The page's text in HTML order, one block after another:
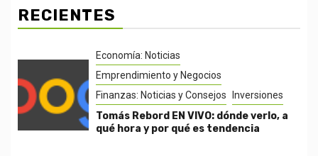
RECIENTES
Economía: Noticias
Emprendimiento y Negocios
Finanzas: Noticias y Consejos
Inversiones
Tomás Rebord EN VIVO: dónde verlo, a
qué hora y por qué es tendencia